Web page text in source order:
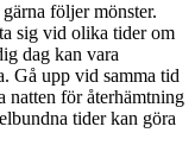
följer mönster.
sig vid olika tider om
dag kan vara
Gå upp vid samma tid
natten för återhämtning
tider kan göra